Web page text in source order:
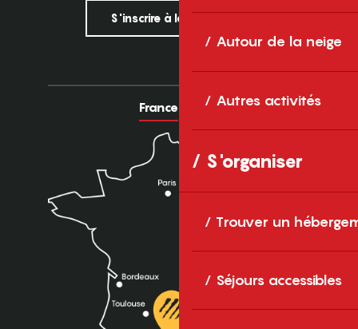
Autour de la neige
Autres activités
S'organiser
Trouver un
Séjours accessibles
S'inscrire à la newsletter
France Europe